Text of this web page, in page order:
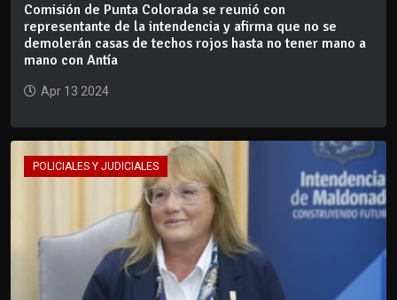
Comisión de Punta Colorada se reunió con
representante de la intendencia y afirma que no se
demolerán casas de techos rojos hasta no tener mano a
mano con Antía
Apr 13 2024
POLICIALES Y JUDICIALES